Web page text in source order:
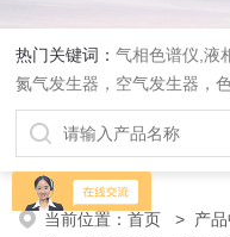
热门关键词：气相色谱仪,液
氮气发生器，空气发生器，
阀件、进样器、色谱担体）
计，原子吸收分光光度计，
室产品。
当前位置：首页 > 产